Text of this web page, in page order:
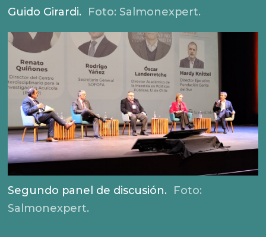
Guido Girardi. Foto: Salmonexpert.
Segundo panel de discusión.
Foto:
Salmonexpert.